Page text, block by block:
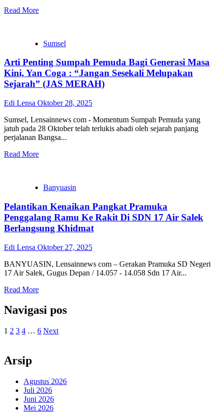
Read More
Sumsel
Arti Penting Sumpah Pemuda Bagi Generasi Masa
Kini, Yan Coga : “Jangan Sesekali Melupakan
Sejarah” (JAS MERAH)
Edi Lensa Oktober 28, 2025
Sumsel, Lensainnews com - Momentum Sumpah Pemuda yang
jatuh pada 28 Oktober telah terlukis abadi oleh sejarah panjang
perjalanan Bangsa...
Read More
Banyuasin
Pelantikan Kenaikan Pangkat Pramuka
Penggalang Ramu Ke Rakit Di SDN 17 Air Salek
Berlangsung Khidmat
Edi Lensa Oktober 27, 2025
BANYUASIN, Lensainnews com – Gerakan Pramuka SD Negeri
17 Air Salek, Gugus Depan / 14.057 - 14.058 Sdn 17 Air...
Read More
Navigasi pos
1 2 3 4 … 6 Next
Arsip
Agustus 2026
Juli 2026
Juni 2026
Mei 2026